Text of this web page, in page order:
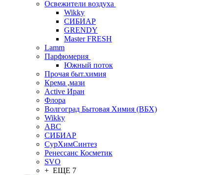
Освежители воздуха
Wikky
СИБИАР
GRENDY
Master FRESH
Lamm
Парфюмерия
Южный поток
Прочая быт.химия
Крема ,мази
Аctive Иран
Флора
Волгоград Бытовая Химия (ВБХ)
Wikky
АВС
СИБИАР
СурХимСинтез
Ренессанс Косметик
SVO
+ ЕЩЕ 7